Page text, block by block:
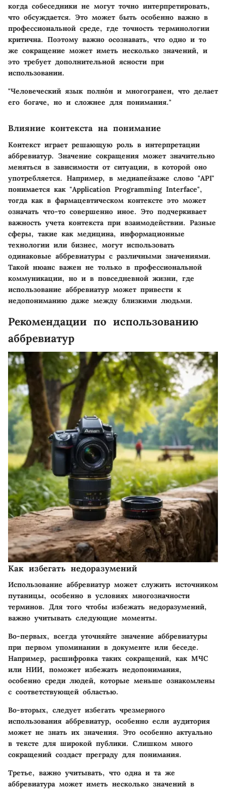
когда собеседники не могут точно интерпретировать,
что обсуждается. Это может быть особенно важно в
профессиональной среде, где точность терминологии
критична. Поэтому важно осознавать, что одно и то
же сокращение может иметь несколько значений, и
это требует дополнительной ясности при
использовании.
"Человеческий язык полно́н и многогранен, что делает
его богаче, но и сложнее для понимания."
Влияние контекста на понимание
Контекст играет решающую роль в интерпретации
аббревиатур. Значение сокращения может значительно
меняться в зависимости от ситуации, в которой оно
употребляется. Например, в медиапейзаже слово "API"
понимается как "Application Programming Interface",
тогда как в фармацевтическом контексте это может
означать что-то совершенно иное. Это подчеркивает
важность учета контекста при взаимодействии. Разные
сферы, такие как медицина, информационные
технологии или бизнес, могут использовать
одинаковые аббревиатуры с различными значениями.
Такой нюанс важен не только в профессиональной
коммуникации, но и в повседневной жизни, где
использование аббревиатур может привести к
недопониманию даже между близкими людьми.
Рекомендации по использованию
аббревиатур
Как избегать недоразумений
Использование аббревиатур может служить источником
путаницы, особенно в условиях многозначности
терминов. Для того чтобы избежать недоразумений,
важно учитывать следующие моменты.
Во-первых, всегда уточняйте значение аббревиатуры
при первом упоминании в документе или беседе.
Например, расшифровка таких сокращений, как МЧС
или НИИ, поможет избежать недопонимания,
особенно среди людей, которые меньше ознакомлены
с соответствующей областью.
Во-вторых, следует избегать чрезмерного
использования аббревиатур, особенно если аудитория
может не знать их значения. Это особенно актуально
в тексте для широкой публики. Слишком много
сокращений создаст преграду для понимания.
Третье, важно учитывать, что одна и та же
аббревиатура может иметь несколько значений в